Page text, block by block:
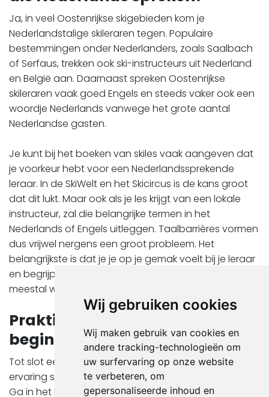
Wij gebruiken cookies
Wij maken gebruik van cookies en
andere tracking-technologieën om
uw surfervaring op onze website
te verbeteren, om
gepersonaliseerde inhoud en
Ja, in veel Oostenrijkse skigebieden kom je
Nederlandstalige skileraren tegen. Populaire
bestemmingen onder Nederlanders, zoals Saalbach
of Serfaus, trekken ook ski-instructeurs uit Nederland
en België aan. Daarnaast spreken Oostenrijkse
skileraren vaak goed Engels en steeds vaker ook een
woordje Nederlands vanwege het grote aantal
Nederlandse gasten.
Je kunt bij het boeken van skiles vaak aangeven dat
je voorkeur hebt voor een Nederlandssprekende
leraar. In de SkiWelt en het Skicircus is de kans groot
dat dit lukt. Maar ook als je les krijgt van een lokale
instructeur, zal die belangrijke termen in het
Nederlands of Engels uitleggen. Taalbarrières vormen
dus vrijwel nergens een groot probleem. Het
belangrijkste is dat je je op je gemak voelt bij je leraar
en begrijpt wat je moet doen en dat zit in Oostenrijk
meestal wel goed.
Praktische tips voor
beginnende skiërs
Tot slot een aantal handige tips om je eerste ski-
ervaring soepel te laten verlopen: Huur je materiaal:
Ga in het begin niet meteen alles kopen. Huur ski’s,